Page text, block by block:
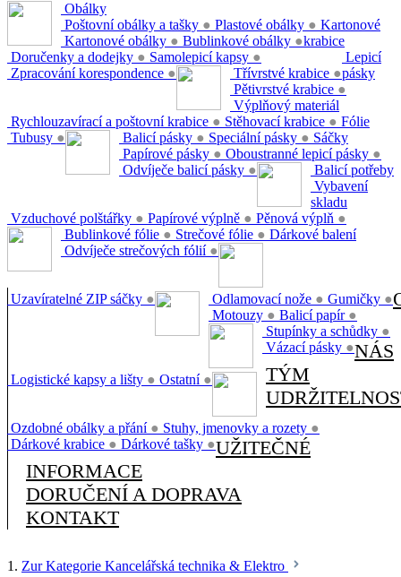
Obálky
Poštovní obálky a tašky ● Plastové obálky ●
Kartonové obálky ● Bublinkové obálky ●
Doručenky a dodejky ● Samolepicí kapsy ●
Zpracování korespondence ●
Kartonové
krabice
Třívrstvé krabice ●
Pětivrstvé krabice ●
Rychlouzavírací a poštovní krabice ● Stěhovací krabice ●
Tubusy ●
Lepicí
pásky
Balicí pásky ● Speciální pásky ●
Papírové pásky ● Oboustranné lepicí pásky ●
Odvíječe balicí pásky ●
Výplňový materiál
Vzduchové polštářky ● Papírové výplně ● Pěnová výplň ●
Fólie
Bublinkové fólie ● Strečové fólie ●
Odvíječe strečových fólií ●
Sáčky
Uzavíratelné ZIP sáčky ●
Balicí potřeby
Odlamovací nože ● Gumičky ●
Motouzy ● Balicí papír ●
Vybavení
skladu
Stupínky a schůdky ●
Vázací pásky ●
Logistické kapsy a lišty ● Ostatní ●
Dárkové balení
Ozdobné obálky a přání ● Stuhy, jmenovky a rozety ●
Dárkové krabice ● Dárkové tašky ●
NÁS
TÝM
UŽITEČNÉ
INFORMACE
DORUČENÍ A DOPRAVA
KONTAKT
1. Zur Kategorie Kancelářská technika & Elektro